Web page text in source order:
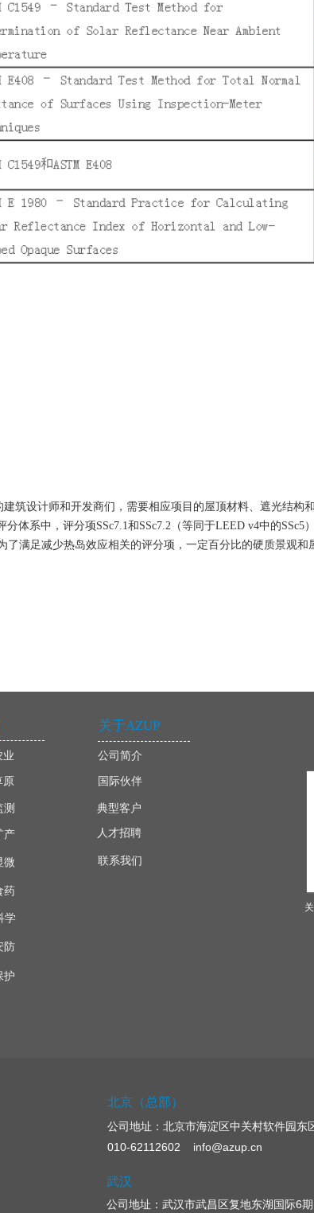
筑设计师和开发商们，需要相应项目的屋顶材料、遮光结构
体系中，评分项SSc7.1和SSc7.2（等同于LEED v4中的SSc5
了满足减少热岛效应相关的评分项，一定百分比的硬质景观和
关于AZUP
人才招聘
联系我们
公司简介
典型客户
国际伙伴
业
原
测
产
微
药
学
防
护
武汉
公司地址：武汉市武昌区复地东湖国际6
北京（总部）
公司地址： 北京市海淀区中关村软件园东
010-62112602 info@azup.cn